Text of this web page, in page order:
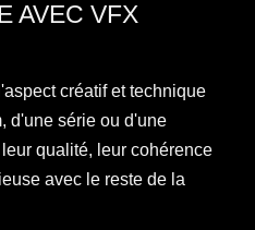
AVECVFX
créatif et technique
d'une série ou d'une
qualité, leur cohérence
avec le reste de la